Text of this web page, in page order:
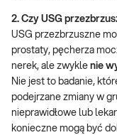
2. Czy USG
USG przezbrzuszne
prostaty, pęcherza
nerek, ale zwykle nie
Nie jest to badanie,
podejrzane zmiany w
nieprawidłowe lub
konieczne mogą być